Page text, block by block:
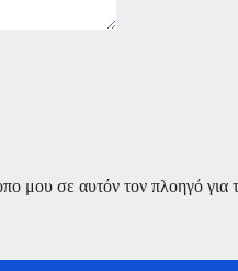
μου σε αυτόν τον πλοηγό